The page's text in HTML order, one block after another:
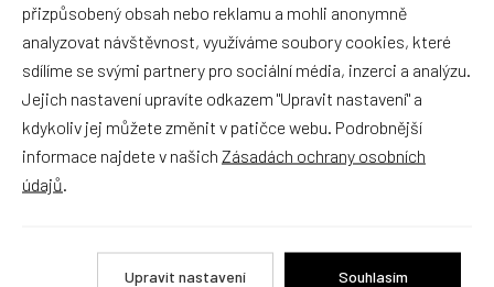
Klára L. Ověřený zákazník hodnotil:
100%Hodnocení:5/5
Syn nadšený, prostorný batoh se třemi velkými
kapsami, dostatek místa pro vše co bude ve škole
přizpůsobený obsah nebo reklamu a mohli anonymně
analyzovat návštěvnost, využíváme soubory cookies, které
sdílíme se svými partnery pro sociální média, inzerci a analýzu.
Jejich nastavení upravíte odkazem "Upravit nastavení" a
kdykoliv jej můžete změnit v patičce webu. Podrobnější
informace najdete v našich Zásadách ochrany osobních
údajů
Upravit nastavení Souhlasím